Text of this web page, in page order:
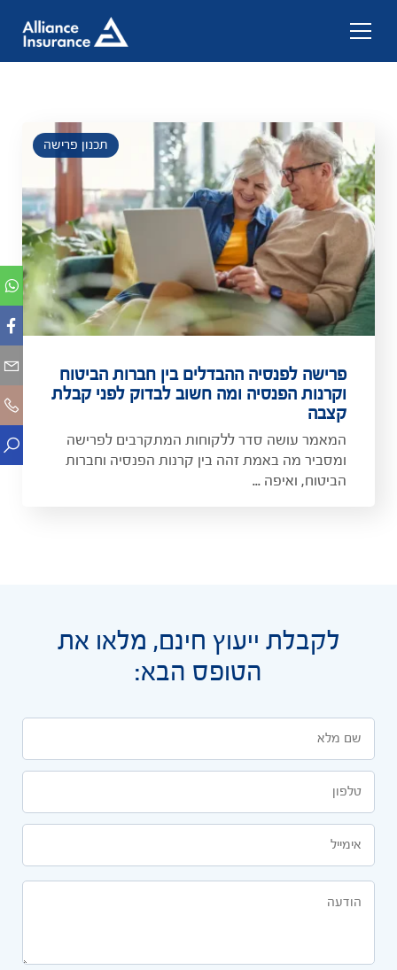
תכנון פרישה
פרישה לפנסיה ההבדלים בין חברות הביטוח
וקרנות הפנסיה ומה חשוב לבדוק לפני קבלת
קצבה
המאמר עושה סדר ללקוחות המתקרבים לפרישה
ומסביר מה באמת זהה בין קרנות הפנסיה וחברות
הביטוח, ואיפה ...
לקבלת ייעוץ חינם, מלאו את
הטופס הבא: